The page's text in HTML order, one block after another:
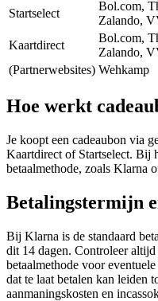
Startselect
Bol.com,
Zalando,
Kaartdirect
Bol.com,
Zalando,
(Partnerwebsites) Wehkamp
Hoe werkt
Je koopt een cadeaubon via
Kaartdirect of Startselect. Bij
betaalmethode, zoals Klarna
Betalingstermijn
Bij Klarna is de standaard
dit 14 dagen. Controleer
betaalmethode voor
dat te laat betalen kan leiden
aanmaningskosten en